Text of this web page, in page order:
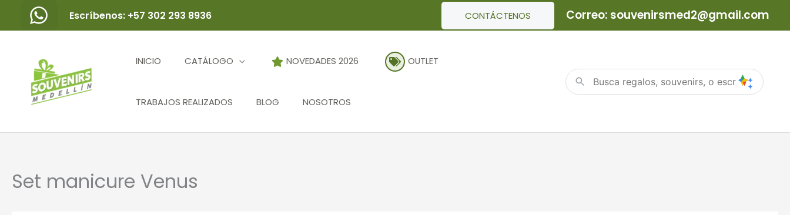
Escríbenos: +57 302 293 8936 CONTÁCTENOS Correo: souvenirsmed2@gmail.com
INICIO CATÁLOGO NOVEDADES 2026 OUTLET
TRABAJOS REALIZADOS BLOG NOSOTROS
Set manicure Venus